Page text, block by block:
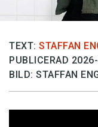
TEXT: STAFFAN
PUBLICERAD
BILD: STAFFAN